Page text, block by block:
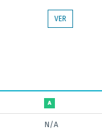
VER
A
N/A